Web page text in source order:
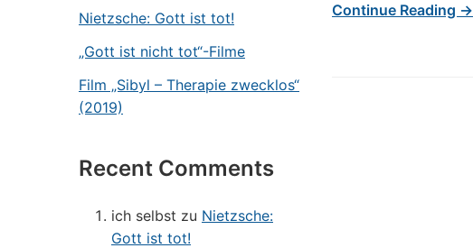
Nietzsche: Gott ist tot!
„Gott ist nicht tot“-Filme
Film „Sibyl – Therapie zwecklos“
(2019)
Recent Comments
ich selbst zu Nietzsche:
Gott ist tot!
Continue Reading →